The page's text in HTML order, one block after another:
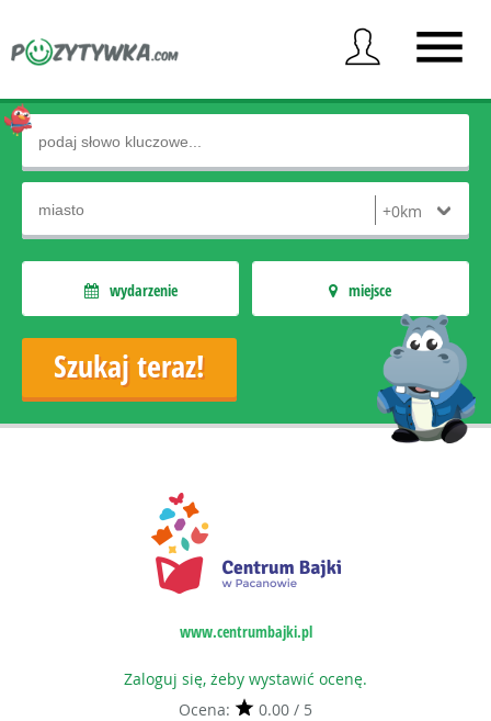
wydarzenie miejsce
www.centrumbajki.pl
Zaloguj się, żeby wystawić ocenę.
Ocena:
0.00 / 5